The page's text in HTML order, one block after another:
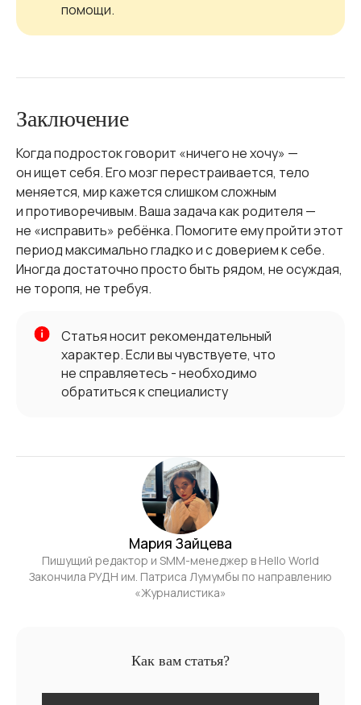
помощи.
Заключение
Когда подросток говорит «ничего не хочу» —
он ищет себя. Его мозг перестраивается, тело
меняется, мир кажется слишком сложным
и противоречивым. Ваша задача как родителя —
не «исправить» ребёнка. Помогите ему пройти этот
период максимально гладко и с доверием к себе.
Иногда достаточно просто быть рядом, не осуждая,
не торопя, не требуя.
Статья носит рекомендательный
характер. Если вы чувствуете, что
не справляетесь - необходимо
обратиться к специалисту
Мария Зайцева
Пишущий редактор и SMM-менеджер в Hello World
Закончила РУДН им. Патриса Лумумбы по направлению
«Журналистика»
Как вам статья?